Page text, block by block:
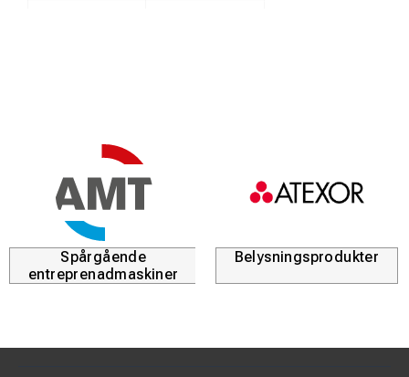
Spårgående
entreprenadmaskiner
Belysningsprodukter